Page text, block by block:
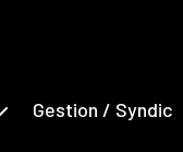
Gestion / Syndic